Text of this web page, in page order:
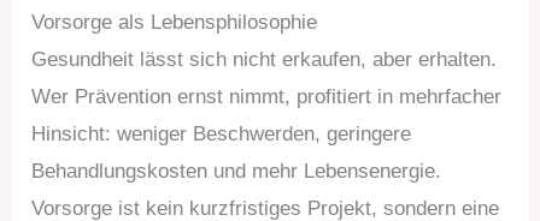
Vorsorge als Lebensphilosophie
Gesundheit lässt sich nicht erkaufen, aber erhalten.
Wer Prävention ernst nimmt, profitiert in mehrfacher
Hinsicht: weniger Beschwerden, geringere
Behandlungskosten und mehr Lebensenergie.
Vorsorge ist kein kurzfristiges Projekt, sondern eine